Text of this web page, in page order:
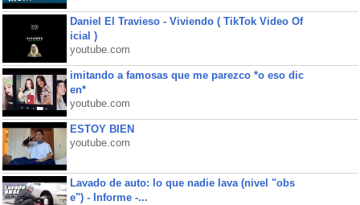
Daniel El Travieso - Viviendo ( TikTok Video Of
icial )
youtube.com
imitando a famosas que me parezco *o eso dic
en*
youtube.com
ESTOY BIEN
youtube.com
Lavado de auto: lo que nadie lava (nivel "obs
e") - Informe -...